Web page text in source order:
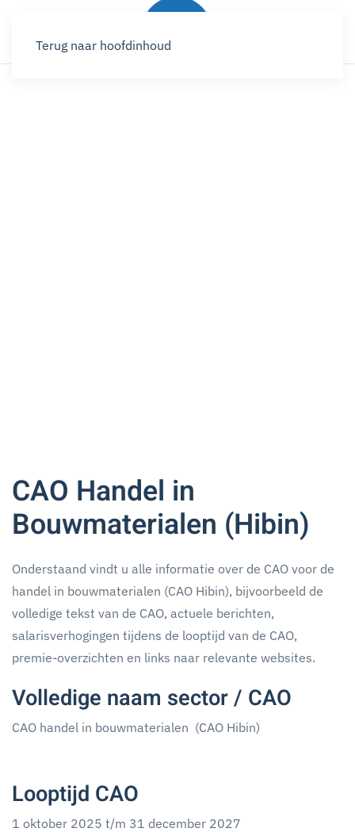
Terug naar hoofdinhoud
CAO Handel in
Bouwmaterialen (Hibin)
Onderstaand vindt u alle informatie over de CAO voor de
handel in bouwmaterialen (CAO Hibin), bijvoorbeeld de
volledige tekst van de CAO, actuele berichten,
salarisverhogingen tijdens de looptijd van de CAO,
premie-overzichten en links naar relevante websites.
Volledige naam sector / CAO
CAO handel in bouwmaterialen (CAO Hibin)
Looptijd CAO
1 oktober 2025 t/m 31 december 2027